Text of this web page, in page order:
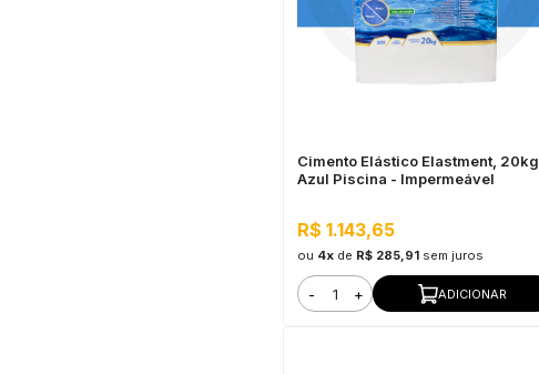
Cimento Elástico Elastment, 20kg
Azul Piscina - Impermeável
R$ 1.143,65
ou 4x de R$ 285,91 sem juros
- + ADICIONAR